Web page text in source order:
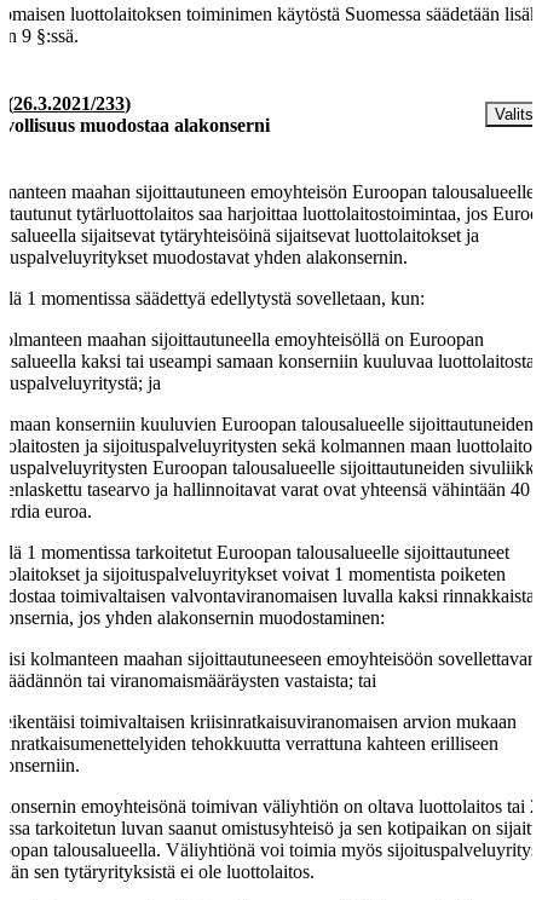
luottolaitoksen toiminimen käytöstä Suomessa säädetään
9 §:ssä.
(26.3.2021/233)
muodostaa alakonserni
maahan sijoittautuneen emoyhteisön Euroopan talousalueelle
tytärluottolaitos saa harjoittaa luottolaitostoimintaa, jos
sijaitsevat tytäryhteisöinä sijaitsevat luottolaitokset ja
muodostavat yhden alakonsernin.
1 momentissa säädettyä edellytystä sovelletaan, kun:
maahan sijoittautuneella emoyhteisöllä on Euroopan
kaksi tai useampi samaan konserniin kuuluvaa luottolaitosta
ja
konserniin kuuluvien Euroopan talousalueelle sijoittautuneiden
ja sijoituspalveluyritysten sekä kolmannen maan
Euroopan talousalueelle sijoittautuneiden
tasearvo ja hallinnoitavat varat ovat yhteensä vähintään 40
euroa.
1 momentissa tarkoitetut Euroopan talousalueelle sijoittautuneet
ja sijoituspalveluyritykset voivat 1 momentista poiketen
toimivaltaisen valvontaviranomaisen luvalla kaksi rinnakkaista
jos yhden alakonsernin muodostaminen:
kolmanteen maahan sijoittautuneeseen emoyhteisöön sovellettavan
tai viranomaismääräysten vastaista; tai
toimivaltaisen kriisinratkaisuviranomaisen arvion mukaan
tehokkuutta verrattuna kahteen erilliseen
emoyhteisönä toimivan väliyhtiön on oltava luottolaitos tai 2
tarkoitetun luvan saanut omistusyhteisö ja sen kotipaikan on
talousalueella. Väliyhtiönä voi toimia myös
sen tytäryrityksistä ei ole luottolaitos.